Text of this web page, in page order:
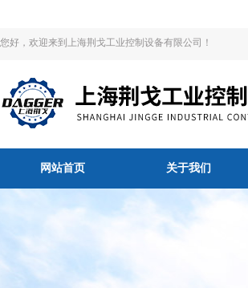
您好，欢迎来到上海荆戈工业控制设备有限公司！
网站首页 关于我们